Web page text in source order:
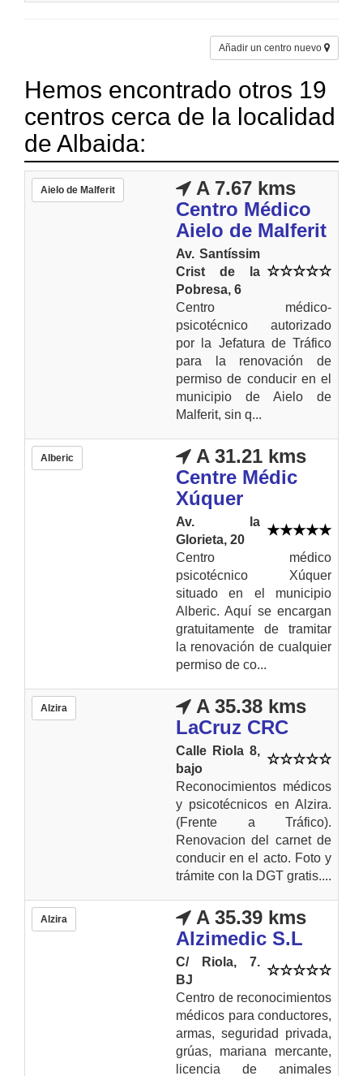
Añadir un centro nuevo
Hemos encontrado otros 19
centros cerca de la localidad
de Albaida:
Aielo de Malferit
A 7.67 kms
Centro Médico
Aielo de Malferit
Av. Santíssim
Crist de la
Pobresa, 6
Centro médico-
psicotécnico autorizado
por la Jefatura de Tráfico
para la renovación de
permiso de conducir en el
municipio de Aielo de
Malferit, sin q...
Alberic
A 31.21 kms
Centre Médic
Xúquer
Av. la
Glorieta, 20
Centro médico
psicotécnico Xúquer
situado en el municipio
Alberic. Aquí se encargan
gratuitamente de tramitar
la renovación de cualquier
permiso de co...
Alzira
A 35.38 kms
LaCruz CRC
Calle Riola 8,
bajo
Reconocimientos médicos
y psicotécnicos en Alzira.
(Frente a Tráfico).
Renovacion del carnet de
conducir en el acto. Foto y
trámite con la DGT gratis....
Alzira
A 35.39 kms
Alzimedic S.L
C/ Riola, 7.
BJ
Centro de reconocimientos
médicos para conductores,
armas, seguridad privada,
grúas, mariana mercante,
licencia de animales